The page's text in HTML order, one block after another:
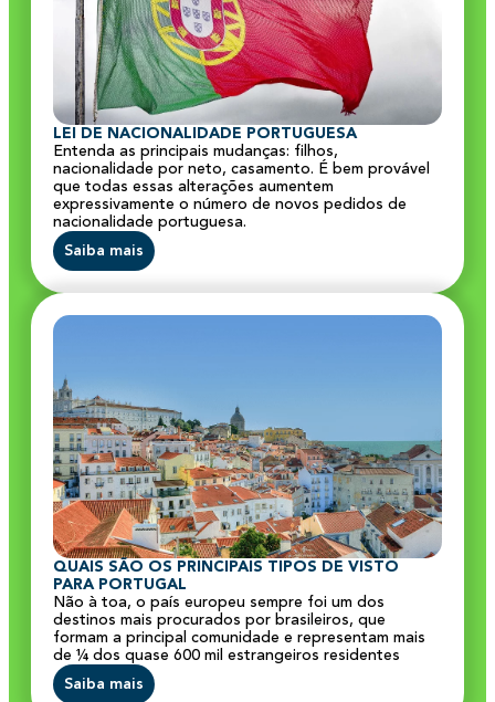
LEI DE NACIONALIDADE PORTUGUESA
Entenda as principais mudanças: filhos,
nacionalidade por neto, casamento. É bem provável
que todas essas alterações aumentem
expressivamente o número de novos pedidos de
nacionalidade portuguesa.
Saiba mais
QUAIS SÃO OS PRINCIPAIS TIPOS DE VISTO
PARA PORTUGAL
Não à toa, o país europeu sempre foi um dos
destinos mais procurados por brasileiros, que
formam a principal comunidade e representam mais
de ¼ dos quase 600 mil estrangeiros residentes
Saiba mais